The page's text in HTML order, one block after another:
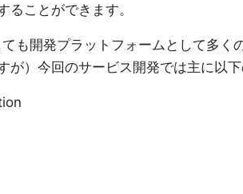
ることができます。
も開発プラットフォームとして多く
が）今回のサービス開発では主に以下